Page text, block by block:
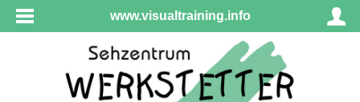
www.visualtraining.info